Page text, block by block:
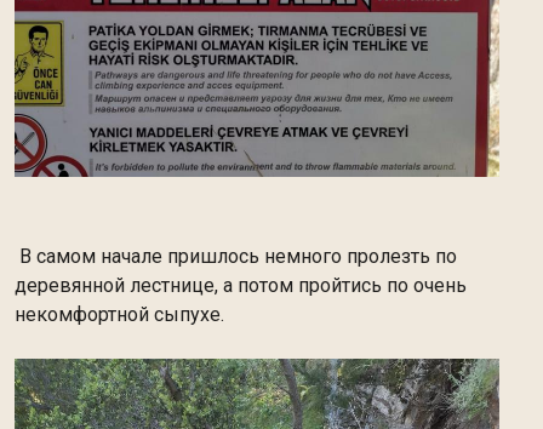
В самом начале пришлось немного пролезть по
деревянной лестнице, а потом пройтись по очень
некомфортной сыпухе.